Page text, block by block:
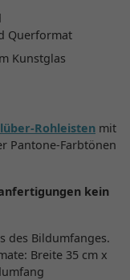
Querformat
Kunstglas
Rohleisten mit
Pantone-Farbtönen
kein
des Bildumfanges.
Breite 35 cm x